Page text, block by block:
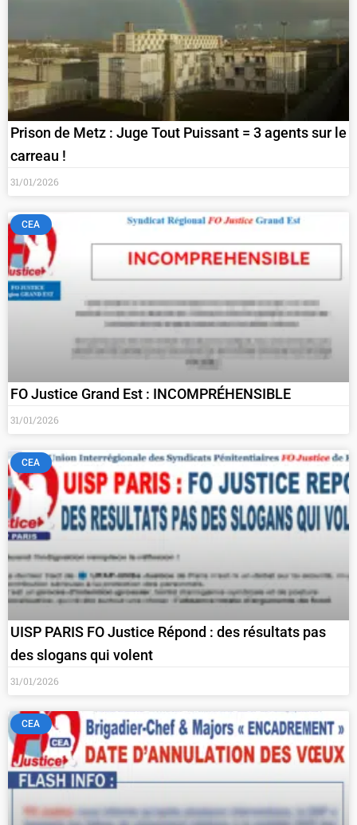
Prison de Metz : Juge Tout Puissant = 3 agents sur le
carreau !
31/01/2026
CEA
FO Justice Grand Est : INCOMPRÉHENSIBLE
31/01/2026
CEA
UISP PARIS FO Justice Répond : des résultats pas
des slogans qui volent
31/01/2026
CEA